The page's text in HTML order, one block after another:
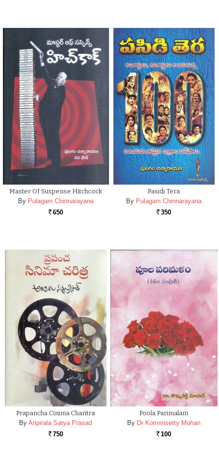
Master Of Suspense Hitchcock
By Pulagam Chinnarayana
Rs. 650
Pasidi Tera
By Pulagam Chinnarayana
Rs. 350
Prapancha Cinima Charitra
By Aripirala Satya Prasad
Rs. 750
Poola Parimalam
By Dr Kommisetty Mohan
Rs. 100